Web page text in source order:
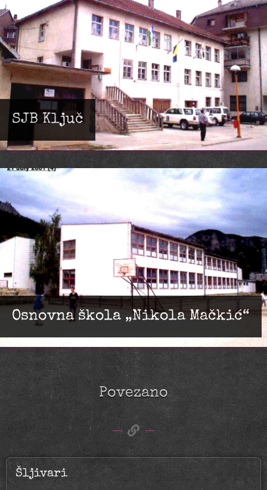
SJB Ključ
Osnovna škola „Nikola Mačkić“
Povezano
Šljivari